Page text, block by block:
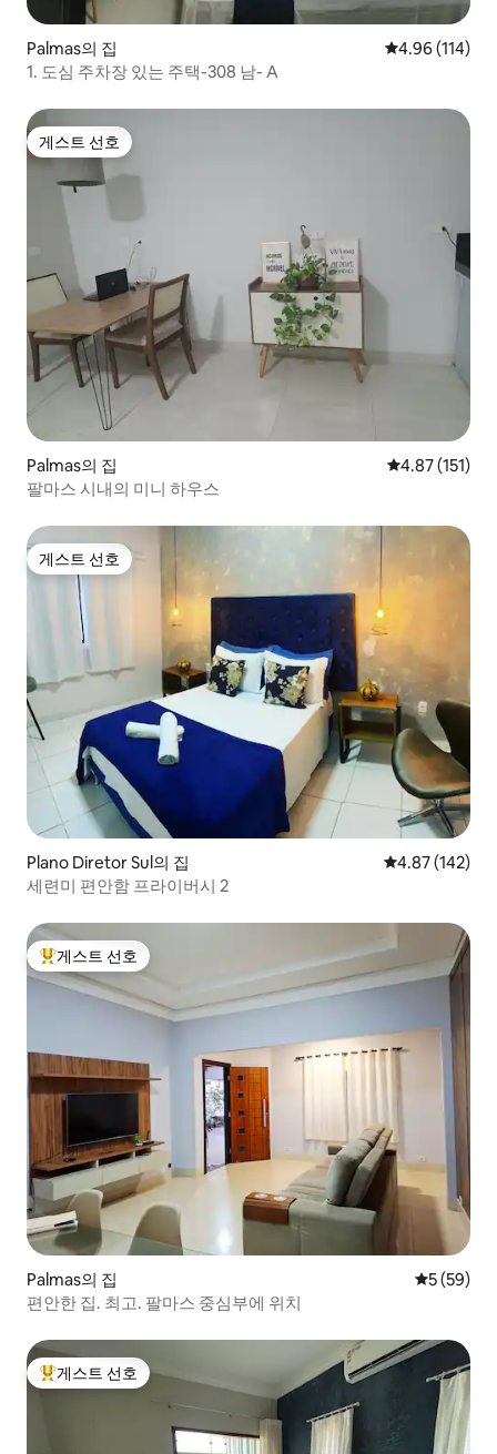
Palmas의 집 평점 4.96점(5
4.96 (114)
1. 도심 주차장 있는 주택-308 남- A
게스트 선호
게스트 선호
Palmas의 집 평점 4.87점(5
4.87 (151)
팔마스 시내의 미니 하우스
게스트 선호
게스트 선호
Plano Diretor Sul의 집 평점 4.87점(5
4.87 (142)
세련미 편안함 프라이버시 2
상위 게스트 선호
게스트 선호
Palmas의 집 평점 5점(5
5 (59)
편안한 집. 최고. 팔마스 중심부에 위치
상위 게스트 선호
게스트 선호